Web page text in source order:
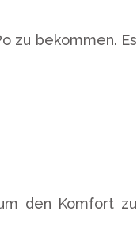
zu bekommen. Es
den Komfort zu